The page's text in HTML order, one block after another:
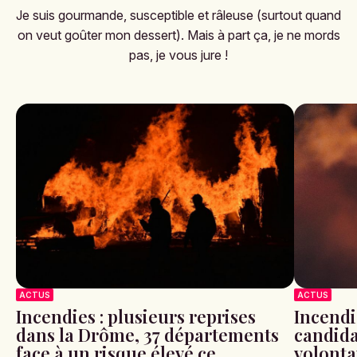
Je suis gourmande, susceptible et râleuse (surtout quand
on veut goûter mon dessert). Mais à part ça, je ne mords
pas, je vous jure !
ACTUS
Incendies : plusieurs reprises
dans la Drôme, 37 départements
ACTUS